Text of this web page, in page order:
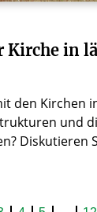
Kirche in
den Kirchen
und
Diskutieren